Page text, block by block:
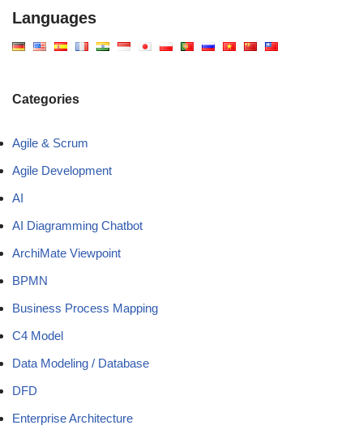
Languages
Categories
Agile & Scrum
Agile Development
AI
AI Diagramming Chatbot
ArchiMate Viewpoint
BPMN
Business Process Mapping
C4 Model
Data Modeling / Database
DFD
Enterprise Architecture